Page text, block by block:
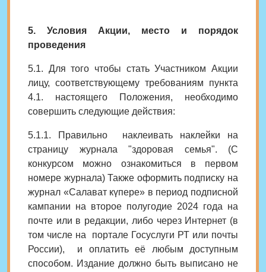
5. Условия Акции, место и порядок
проведения
5.1. Для того чтобы стать Участником Акции
лицу, соответствующему требованиям пункта
4.1. настоящего Положения, необходимо
совершить следующие действия:
5.1.1. Правильно наклеивать наклейки на
страницу журнала "здоровая семья". (С
конкурсом можно ознакомиться в первом
номере журнала) Также оформить подписку на
журнал «Салават күпере» в период подписной
кампании на второе полугодие 2024 года на
почте или в редакции, либо через Интернет (в
том числе на портале Госуслуги РТ или почты
России), и оплатить её любым доступным
способом. Издание должно быть выписано не